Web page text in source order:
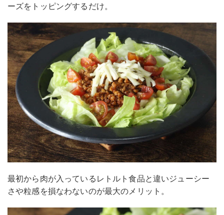
ーズをトッピングするだけ。
最初から肉が入っているレトルト食品と違いジューシー
さや粒感を損なわないのが最大のメリット。